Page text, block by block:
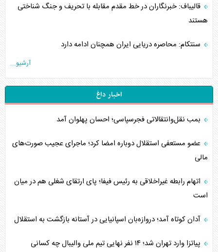
قالیباف: خبرنگاران در خط مقدم مقابله با تحریف و جنگ شناختی
هستند
سنتکام: محاصره دریایی ایران همچنان ادامه دارد
آرشیو...
اخبار داغ
بمب نقل‌وانتقالاتی فجرسپاسی؛ احسان پهلوان آمد
عضو مستعفی استقلال دوباره امضا کرد؛ ماجرای عجیب صورت‌های
مالی
اتهام رابطه غیراخلاقی به رئیس فیفا؛ پای ارتقای شغلی هم در میان
است
آدان کوتاه آمد؛ دروازه‌بان اسپانیایی در آستانه بازگشت به استقلال
پیاتزا وارد تهران شد؛ ۱۴ نفر نهایی تیم ملی والیبال چه کسانی